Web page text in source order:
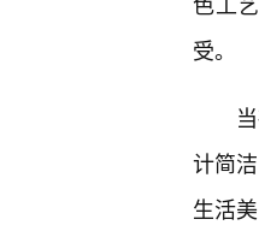
受。
计简
生活